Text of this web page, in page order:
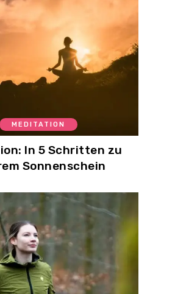
MEDITATION
In 5 Schritten zu
Sonnenschein